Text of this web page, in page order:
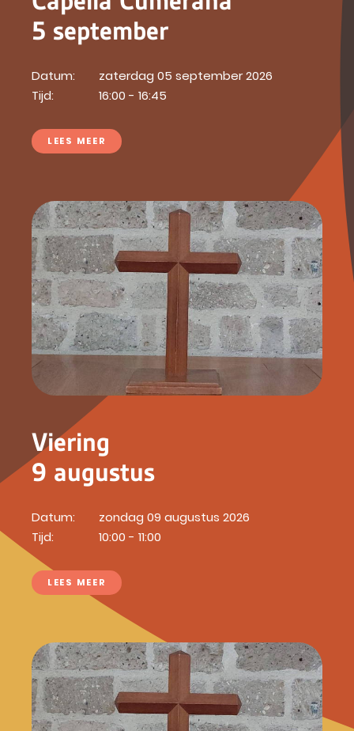
5 september
Datum:
Tijd:
zaterdag 05 september 2026
16:00 - 16:45
LEES MEER
Viering
9 augustus
Datum:
Tijd:
zondag 09 augustus 2026
10:00 - 11:00
LEES MEER